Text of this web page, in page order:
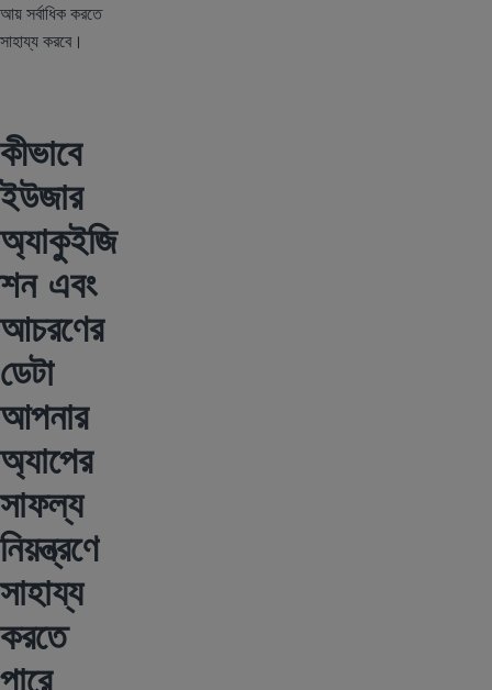
আয় সর্বাধিক করতে
সাহায্য করবে।
কীভাবে
ইউজার
অ্যাকুইজি
শন এবং
আচরণের
ডেটা
আপনার
অ্যাপের
সাফল্য
নিয়ন্ত্রণে
সাহায্য
করতে
পারে